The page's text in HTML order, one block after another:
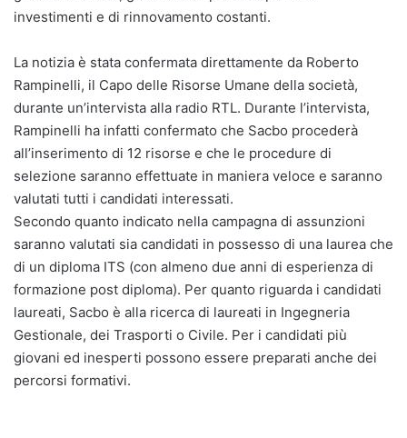
investimenti e di rinnovamento costanti.
La notizia è stata confermata direttamente da Roberto
Rampinelli, il Capo delle Risorse Umane della società,
durante un’intervista alla radio RTL. Durante l’intervista,
Rampinelli ha infatti confermato che Sacbo procederà
all’inserimento di 12 risorse e che le procedure di
selezione saranno effettuate in maniera veloce e saranno
valutati tutti i candidati interessati.
Secondo quanto indicato nella campagna di assunzioni
saranno valutati sia candidati in possesso di una laurea che
di un diploma ITS (con almeno due anni di esperienza di
formazione post diploma). Per quanto riguarda i candidati
laureati, Sacbo è alla ricerca di laureati in Ingegneria
Gestionale, dei Trasporti o Civile. Per i candidati più
giovani ed inesperti possono essere preparati anche dei
percorsi formativi.